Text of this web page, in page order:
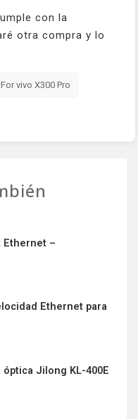
con la
otra compra y lo
vivo X300 Pro
Ethernet –
Ethernet para
Jilong KL-400E